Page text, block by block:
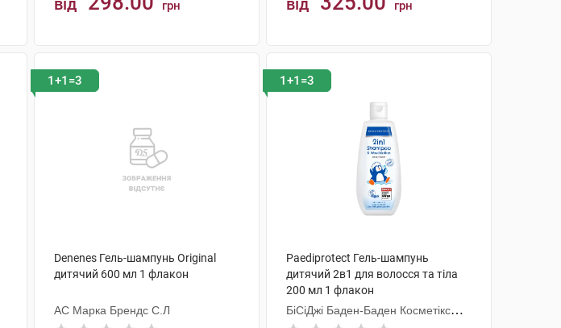
від грн від грн
1+1=3
Denenes Гель-шампунь Original
дитячий 600 мл 1 флакон
АС Марка Брендс С.Л
1+1=3
Paediprotect Гель-шампунь
дитячий 2в1 для волосся та тіла
200 мл 1 флакон
БіСіДжі Баден-Баден Косметікс